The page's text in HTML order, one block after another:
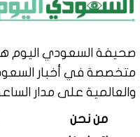
صحيفة السعودي اليوم
متخصصة في أخبار
والعالمية على مدار
من نحن